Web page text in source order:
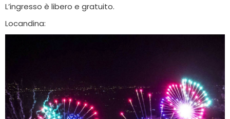
L’ingresso è libero e gratuito.
Locandina: